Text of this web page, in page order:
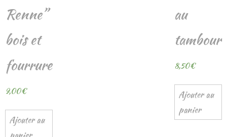
Renne”
bois et
fourrure
9,00€
Ajouter au
au
tambour
8,50€
Ajouter au
panier